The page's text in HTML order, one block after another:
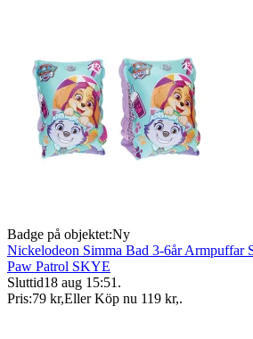
Badge på objektet:Ny
Nickelodeon Simma Bad 3-6år Armpuffar
Paw Patrol SKYE
Sluttid18 aug 15:51 .
Pris:79 kr,Eller Köp nu 119 kr,.